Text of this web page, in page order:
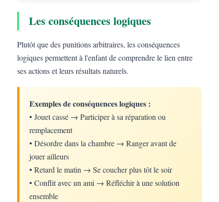
Les conséquences logiques
Plutôt que des punitions arbitraires, les conséquences
logiques permettent à l'enfant de comprendre le lien entre
ses actions et leurs résultats naturels.
Exemples de conséquences logiques :
• Jouet cassé → Participer à sa réparation ou
remplacement
• Désordre dans la chambre → Ranger avant de
jouer ailleurs
• Retard le matin → Se coucher plus tôt le soir
• Conflit avec un ami → Réfléchir à une solution
ensemble